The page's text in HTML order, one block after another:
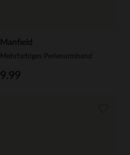
Manfield
Mehrfarbiges Perlenarmband
9.99